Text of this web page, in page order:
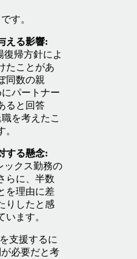
す。
える影響:
復帰方針によ
たことがあ
同数の親
にパートナー
ると回答
を考えたこ
する懸念:
ックス勤務の
らに、半数
を理由に差
りしたと感
います。
支援するに
必要だと考